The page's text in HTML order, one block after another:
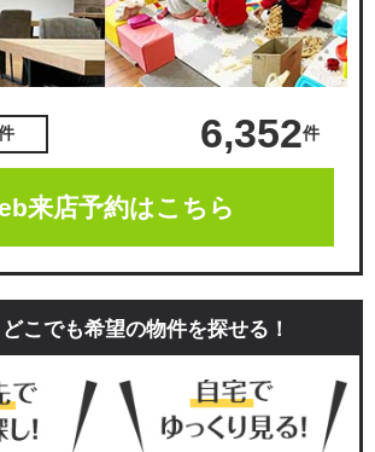
6,352件
来店予約はこちら
こでも希望の物件を探せる！